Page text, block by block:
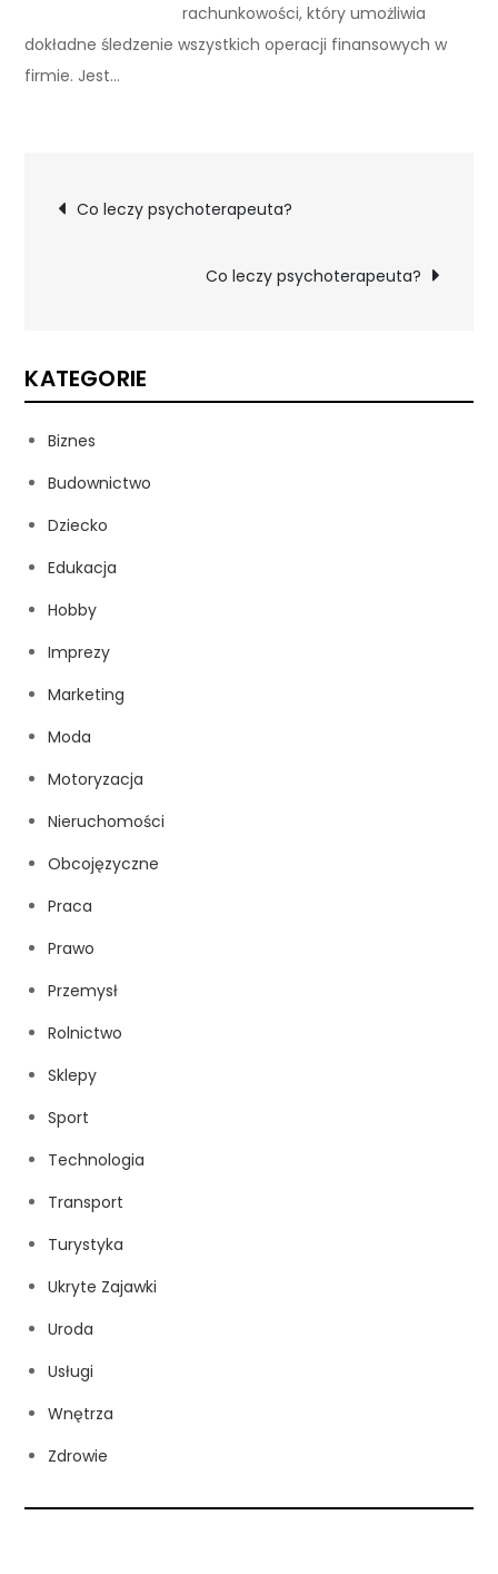
rachunkowości, który umożliwia
dokładne śledzenie wszystkich operacji finansowych w
firmie. Jest…
Nawigacja
Co leczy psychoterapeuta?
Co leczy psychoterapeuta?
KATEGORIE
Biznes
Budownictwo
Dziecko
Edukacja
Hobby
Imprezy
Marketing
Moda
Motoryzacja
Nieruchomości
Obcojęzyczne
Praca
Prawo
Przemysł
Rolnictwo
Sklepy
Sport
Technologia
Transport
Turystyka
Ukryte Zajawki
Uroda
Usługi
Wnętrza
Zdrowie